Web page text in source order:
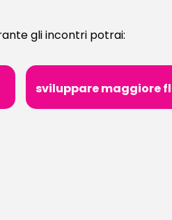
gli incontri potrai:
sviluppare maggiore